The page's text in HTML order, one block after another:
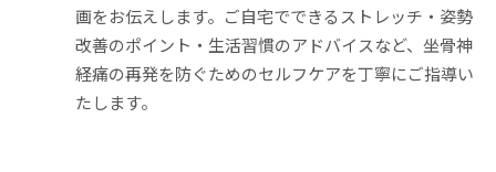
画をお伝えします。ご自宅でできるストレッチ・姿勢
改善のポイント・生活習慣のアドバイスなど、坐骨神
経痛の再発を防ぐためのセルフケアを丁寧にご指導い
たします。